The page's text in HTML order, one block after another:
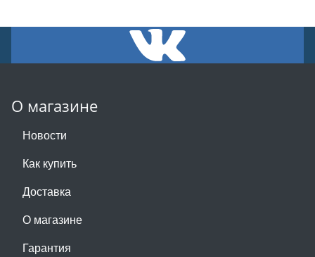
О магазине
Новости
Как купить
Доставка
О магазине
Гарантия